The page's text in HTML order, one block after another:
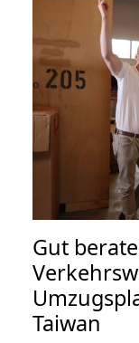
Gut
Taiwan